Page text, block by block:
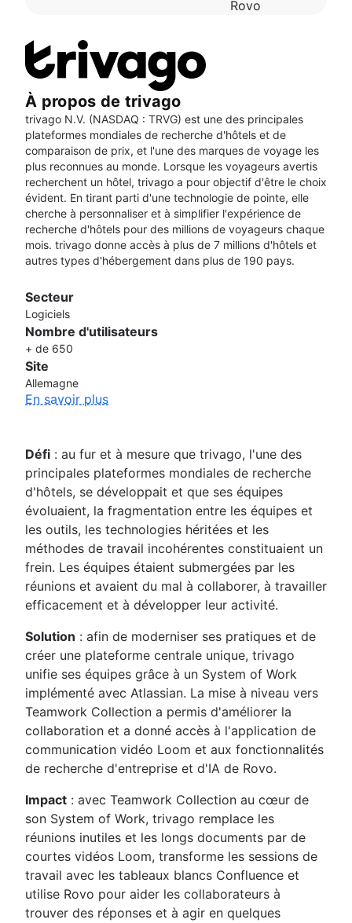
Rovo
À propos de trivago
trivago N.V. (NASDAQ : TRVG) est une des principales
plateformes mondiales de recherche d'hôtels et de
comparaison de prix, et l'une des marques de voyage les
plus reconnues au monde. Lorsque les voyageurs avertis
recherchent un hôtel, trivago a pour objectif d'être le choix
évident. En tirant parti d'une technologie de pointe, elle
cherche à personnaliser et à simplifier l'expérience de
recherche d'hôtels pour des millions de voyageurs chaque
mois. trivago donne accès à plus de 7 millions d'hôtels et
autres types d'hébergement dans plus de 190 pays.
Secteur
Logiciels
Nombre d'utilisateurs
+ de 650
Site
Allemagne
En savoir plus
Défi : au fur et à mesure que trivago, l'une des
principales plateformes mondiales de recherche
d'hôtels, se développait et que ses équipes
évoluaient, la fragmentation entre les équipes et
les outils, les technologies héritées et les
méthodes de travail incohérentes constituaient un
frein. Les équipes étaient submergées par les
réunions et avaient du mal à collaborer, à travailler
efficacement et à développer leur activité.
Solution : afin de moderniser ses pratiques et de
créer une plateforme centrale unique, trivago
unifie ses équipes grâce à un System of Work
implémenté avec Atlassian. La mise à niveau vers
Teamwork Collection a permis d'améliorer la
collaboration et a donné accès à l'application de
communication vidéo Loom et aux fonctionnalités
de recherche d'entreprise et d'IA de Rovo.
Impact : avec Teamwork Collection au cœur de
son System of Work, trivago remplace les
réunions inutiles et les longs documents par de
courtes vidéos Loom, transforme les sessions de
travail avec les tableaux blancs Confluence et
utilise Rovo pour aider les collaborateurs à
trouver des réponses et à agir en quelques